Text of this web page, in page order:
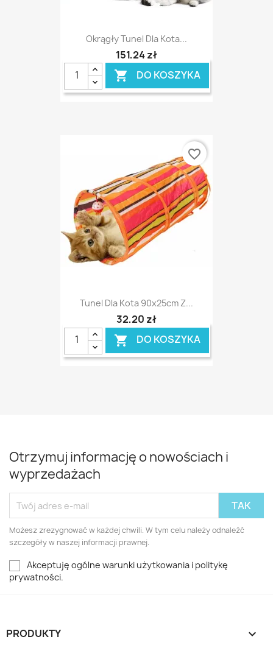
Okrągły Tunel Dla Kota...
151,24 zł
 DO KOSZYKA
Tunel Dla Kota 90x25cm Z...
32,20 zł
 DO KOSZYKA
favorite_border
Otrzymuj informację o nowościach i
wyprzedażach
Możesz zrezygnować w każdej chwili. W tym celu należy odnaleźć
szczegóły w naszej informacji prawnej.
Akceptuję ogólne warunki użytkowania i politykę
prywatności.
PRODUKTY 